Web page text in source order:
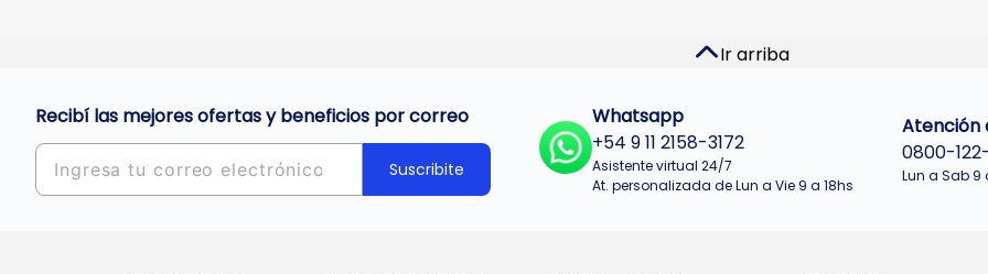
Ir arriba
Recibí las mejores ofertas y beneficios por correo
Suscribite
Whatsapp
+54 9 11 2158-3172
Asistente virtual 24/7
At. personalizada de Lun a Vie 9 a 18hs
Atención
0800-
Lun a Sab 9